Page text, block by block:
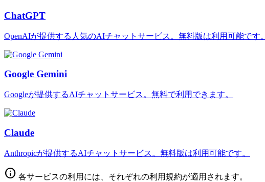
ChatGPT
OpenAIが提供する人気のAIチャットサービス。無料版は利用可能です。
Google Gemini
Googleが提供するAIチャットサービス。無料で利用できます。
Claude
Anthropicが提供するAIチャットサービス。無料版は利用可能です。
info 各サービスの利用には、それぞれの利用規約が適用されます。